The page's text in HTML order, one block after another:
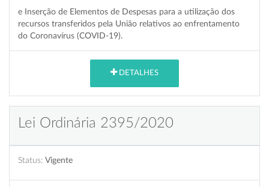
e Inserção de Elementos de Despesas para a utilização dos
recursos transferidos pela União relativos ao enfrentamento
do Coronavírus (COVID-19).
DETALHES
Lei Ordinária 2395/2020
Status: Vigente